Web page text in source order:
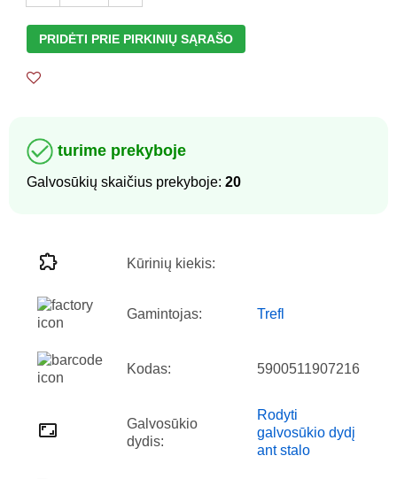
PRIDĖTI PRIE PIRKINIŲ SĄRAŠO
turime prekyboje
Galvosūkių skaičius prekyboje: 20
Kūrinių kiekis:
Gamintojas: Trefl
Kodas: 5900511907216
Galvosūkio
dydis:
Rodyti
galvosūkio dydį
ant stalo